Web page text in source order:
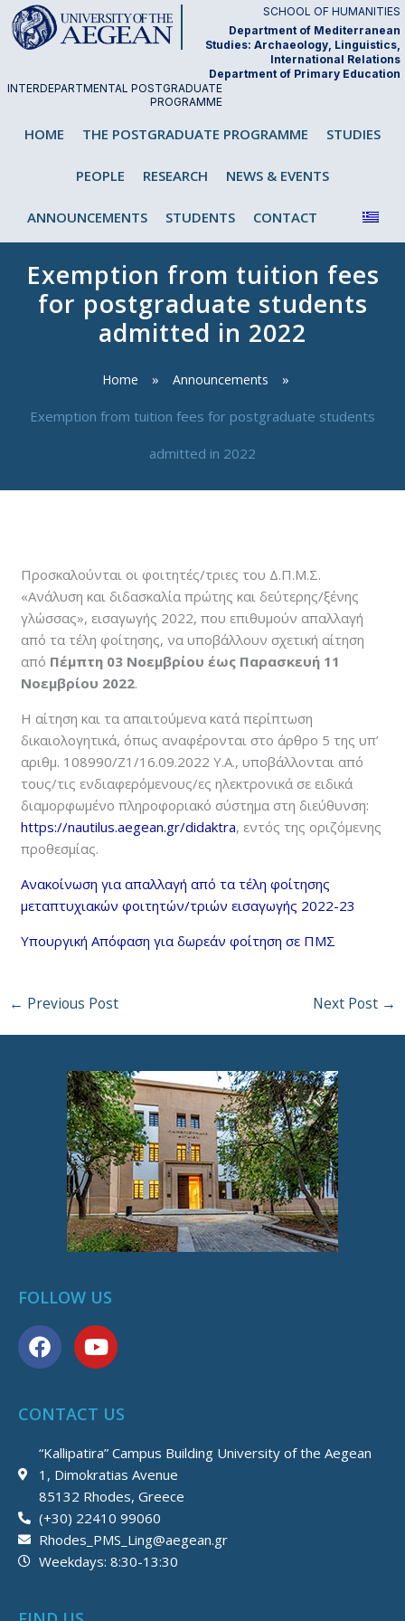
Skip
to
content
SCHOOL OF HUMANITIES
Department of Mediterranean
Studies: Archaeology, Linguistics,
International Relations
Department of Primary Education
INTERDEPARTMENTAL POSTGRADUATE
PROGRAMME
Second/Foreign Language"
HOME THE POSTGRADUATE PROGRAMME STUDIES
PEOPLE RESEARCH NEWS & EVENTS
ANNOUNCEMENTS STUDENTS CONTACT
Exemption from tuition fees
for postgraduate students
admitted in 2022
Home Announcements
Exemption from tuition fees for postgraduate students
admitted in 2022
Προσκαλούνται οι φοιτητές/τριες του Δ.Π.Μ.Σ.
«Ανάλυση και διδασκαλία πρώτης και δεύτερης/ξένης
γλώσσας», εισαγωγής 2022, που επιθυμούν απαλλαγή
από τα τέλη φοίτησης, να υποβάλλουν σχετική αίτηση
από Πέμπτη 03 Νοεμβρίου έως Παρασκευή 11
Νοεμβρίου 2022.
Η αίτηση και τα απαιτούμενα κατά περίπτωση
δικαιολογητικά, όπως αναφέρονται στο άρθρο 5 της υπ’
αριθμ. 108990/Ζ1/16.09.2022 Υ.Α., υποβάλλονται από
τους/τις ενδιαφερόμενους/ες ηλεκτρονικά σε ειδικά
διαμορφωμένο πληροφοριακό σύστημα στη διεύθυνση:
https://nautilus.aegean.gr/didaktra, εντός της οριζόμενης
προθεσμίας.
Ανακοίνωση για απαλλαγή από τα τέλη φοίτησης
μεταπτυχιακών φοιτητών/τριών εισαγωγής 2022-23
Υπουργική Απόφαση για δωρεάν φοίτηση σε ΠΜΣ
← Previous Post Next Post →
FOLLOW US
F
a
c
b
o
o
k
Y
o
u
u
b
e
CONTACT US
“Kallipatira” Campus Building University of the Aegean
1, Dimokratias Avenue
85132 Rhodes, Greece
(+30) 22410 99060
Rhodes_PMS_Ling@aegean.gr
Weekdays: 8:30-13:30